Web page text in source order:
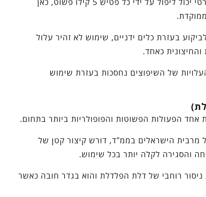
בעזרת כלים ידניים, שימוש לא זהיר עלול
כאחד.
של השיפוצים נחסכות בעזרת שימוש
הפעולות הפשוטות והפופולריות ביותר בתחום.
הישראלים בממ"ד, דורש קיצור קטן של
והסגירה לקלה יותר בכל שימוש.
רוחבי של דלת הפלדלת והוא בגדר חובה כאשר